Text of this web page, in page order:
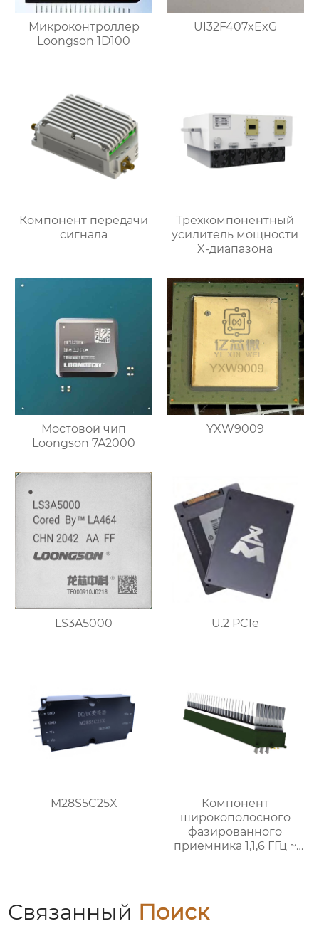
Микроконтроллер
Loongson 1D100
UI32F407xExG
Компонент передачи
сигнала
Трехкомпонентный
усилитель мощности
X-диапазона
Мостовой чип
Loongson 7A2000
YXW9009
LS3A5000 U.2 PCIe
M28S5C25X
Компонент
широкополосного
фазированного
приемника 1,1,6 ГГц ~
Связанный Поиск